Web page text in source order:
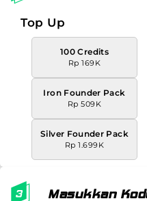
Top Up
100 Credits
Rp 169K
Iron Founder Pack
Rp 509K
Silver Founder Pack
Rp 1.699K
Masukkan